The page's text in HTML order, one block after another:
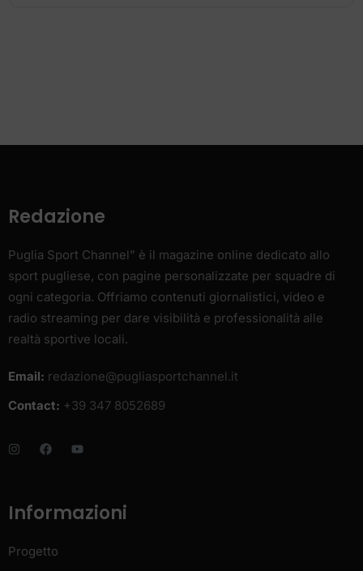
Redazione
Puglia Sport Channel” è il magazine online dedicato allo
sport pugliese, con pagine personalizzate per squadre di
ogni categoria. Offriamo contenuti giornalistici, video e
radio streaming per dare visibilità e professionalità alle
realtà sportive locali.
Email: redazione@pugliasportchannel.it
Contact: +39 347 8052689
Informazioni
Progetto